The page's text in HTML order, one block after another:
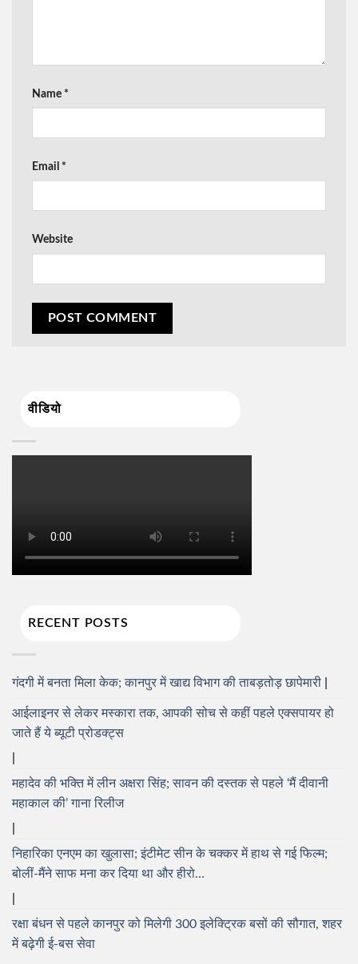
Name *
Email *
Website
वीडियो
RECENT POSTS
गंदगी में बनता मिला केक; कानपुर में खाद्य विभाग की ताबड़तोड़ छापेमारी
आईलाइनर से लेकर मस्कारा तक, आपकी सोच से कहीं पहले एक्सपायर हो
जाते हैं ये ब्यूटी प्रोडक्ट्स
महादेव की भक्ति में लीन अक्षरा सिंह; सावन की दस्तक से पहले ‘मैं दीवानी
महाकाल की’ गाना रिलीज
निहारिका एनएम का खुलासा; इंटीमेट सीन के चक्कर में हाथ से गई फिल्म;
बोलीं-मैंने साफ मना कर दिया था और हीरो…
रक्षा बंधन से पहले कानपुर को मिलेगी 300 इलेक्ट्रिक बसों की सौगात, शहर
में बढ़ेगी ई-बस सेवा